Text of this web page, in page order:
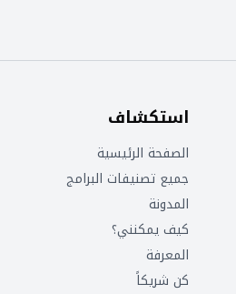
استكشاف
الصفحة الرئيسية
جميع تصنيفات البرامج
المدونة
كيف يمكنني؟
المعرفة
كن شريكاً